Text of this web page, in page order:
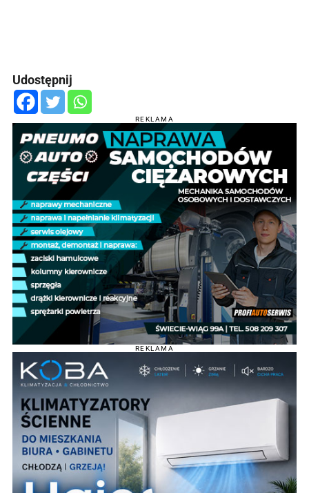
Udostępnij
REKLAMA
REKLAMA